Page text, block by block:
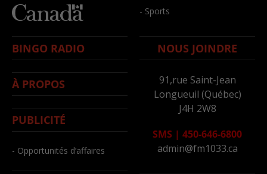
- Sports
BINGO RADIO
À PROPOS
PUBLICITÉ
- Opportunités d’affaires
NOUS JOINDRE
91,rue Saint-Jean
Longueuil (Québec)
J4H 2W8
SMS | 450-646-6800
admin@fm1033.ca